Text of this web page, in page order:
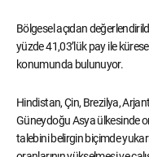
Bölgesel açıdan
yüzde 41,03’lük pay ile
konumunda bulunuyor.
Hindistan, Çin, Brezilya,
Güneydoğu Asya ülkesinde
talebini belirgin biçimde